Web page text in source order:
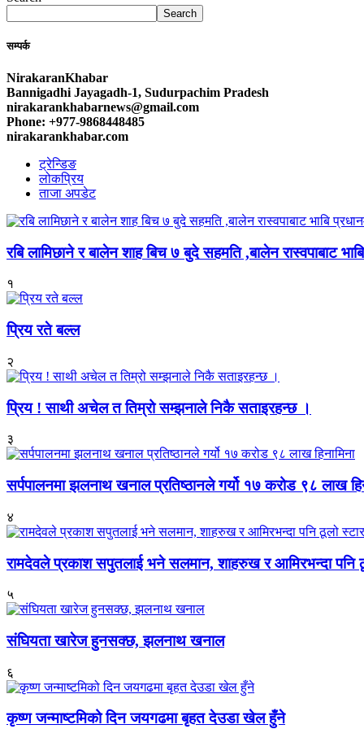
Search
सम्पर्क
NirakaranKhabar
Bannigadhi Jayagadh-1, Sudurpachim Pradesh
nirakarankhabarnews@gmail.com
Phone: +977-9868448485
nirakarankhabar.com
ट्रेन्डिङ
लोकप्रिय
ताजा अपडेट
रबि लामिछाने र बालेन शाह बिच ७ बुदे सहमति ,बालेन रास्वपाबाट
१
प्रिय रते बल्ल
२
प्रिय ! साथी अचेल त तिम्रो सम्झनाले निकै सताइरहन्छ ।
३
सर्पपालनमा झलनाथ खनाल प्रतिष्ठानले गर्यो १७ करोड ९८ लाख
४
रामदेवले प्रकाश सपुतलाई भने सलमान, शाहरुख र आमिरभन्दा पनि
५
संघियता खारेज हुनसक्छ, झलनाथ खनाल
६
कृष्ण जन्माष्टमिको दिन जयगढमा बृहत देउडा खेल हुँने